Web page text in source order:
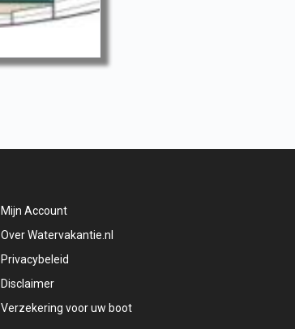
Mijn Account
Over Watervakantie.nl
Privacybeleid
Disclaimer
Verzekering voor uw boot